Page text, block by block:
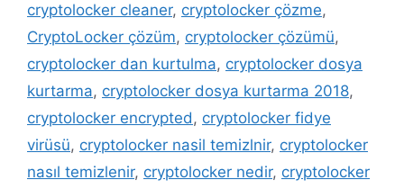
cryptolocker cleaner, cryptolocker çözme,
CryptoLocker çözüm, cryptolocker çözümü,
cryptolocker dan kurtulma, cryptolocker dosya
kurtarma, cryptolocker dosya kurtarma 2018,
cryptolocker encrypted, cryptolocker fidye
virüsü, cryptolocker nasil temizlnir, cryptolocker
nasıl temizlenir, cryptolocker nedir, cryptolocker